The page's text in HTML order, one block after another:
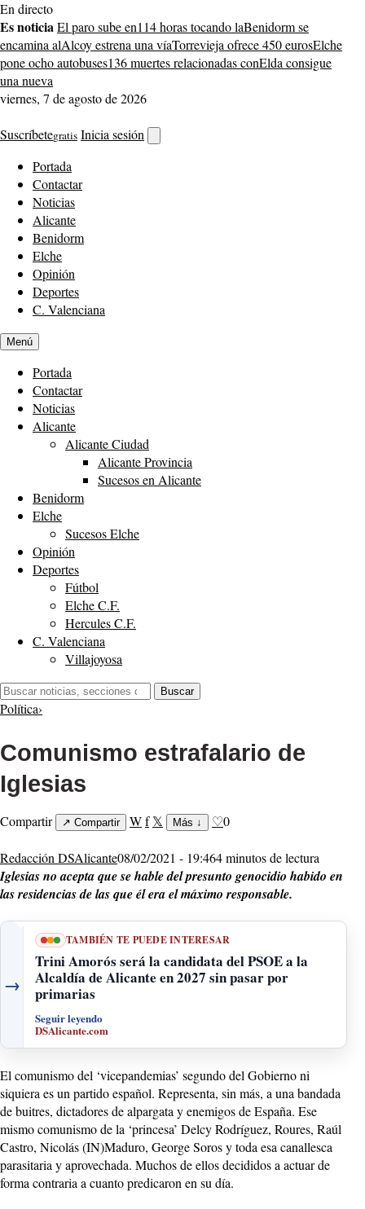
Saltar
al
contenido
En directo
Es noticiaEl paro sube en114 horas tocando laBenidorm se
encamina alAlcoy estrena una víaTorrevieja ofrece 450 eurosElche
pone ocho autobuses136 muertes relacionadas conElda consigue
una nueva
viernes, 7 de agosto de 2026
Suscríbetegratis Inicia sesión
buscador
Portada
Contactar
Noticias
Alicante
Benidorm
Elche
Opinión
Deportes
C. Valenciana
Menú
Portada
Contactar
Noticias
Alicante
Alicante Ciudad
Alicante Provincia
Sucesos en Alicante
Benidorm
Elche
Sucesos Elche
Opinión
Deportes
Fútbol
Elche C.F.
Hercules C.F.
C. Valenciana
Villajoyosa
Buscar:
Buscar
Política›
Comunismo estrafalario de
Iglesias
Compartir ↗ Compartir Wf 𝕏 Más ↓ ♡0
Redacción DSAlicante08/02/2021 - 19:464 minutos de lectura
Iglesias no acepta que se hable del presunto genocidio habido en
las residencias de las que él era el máximo responsable.
→
TAMBIÉN TE PUEDE INTERESAR
Trini Amorós será la candidata del PSOE a la
Alcaldía de Alicante en 2027 sin pasar por
primarias
Seguir leyendo
DSAlicante.com
El comunismo del ‘vicepandemias’ segundo del Gobierno ni
siquiera es un partido español. Representa, sin más, a una bandada
de buitres, dictadores de alpargata y enemigos de España. Ese
mismo comunismo de la ‘princesa’ Delcy Rodríguez, Roures, Raúl
Castro, Nicolás (IN)Maduro, George Soros y toda esa canallesca
parasitaria y aprovechada. Muchos de ellos decididos a actuar de
forma contraria a cuanto predicaron en su día.